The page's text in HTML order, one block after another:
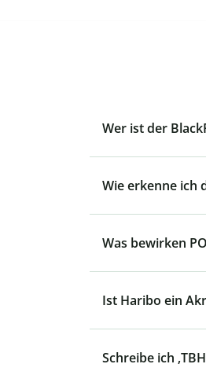
Wer ist der
Wie erkenne ich
Was bewirken
Ist Haribo ein
Schreibe ich